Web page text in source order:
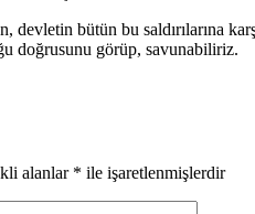
bütün bu saldırılarına
doğrusunu görüp, savunabiliriz.
alanlar * ile işaretlenmişlerdir